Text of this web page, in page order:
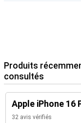
Produits
consultés
Apple iPhone 16
32 avis vérifiés